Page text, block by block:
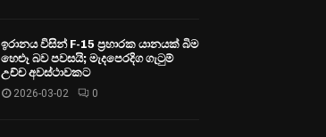
ඉරානය විසින් F-15 ප්‍රහාරක යානයක් බිම
හෙළූ බව පවසයි; මැදපෙරදිග ගැටුම්
උච්ච අවස්ථාවකට
2026-03-02 0